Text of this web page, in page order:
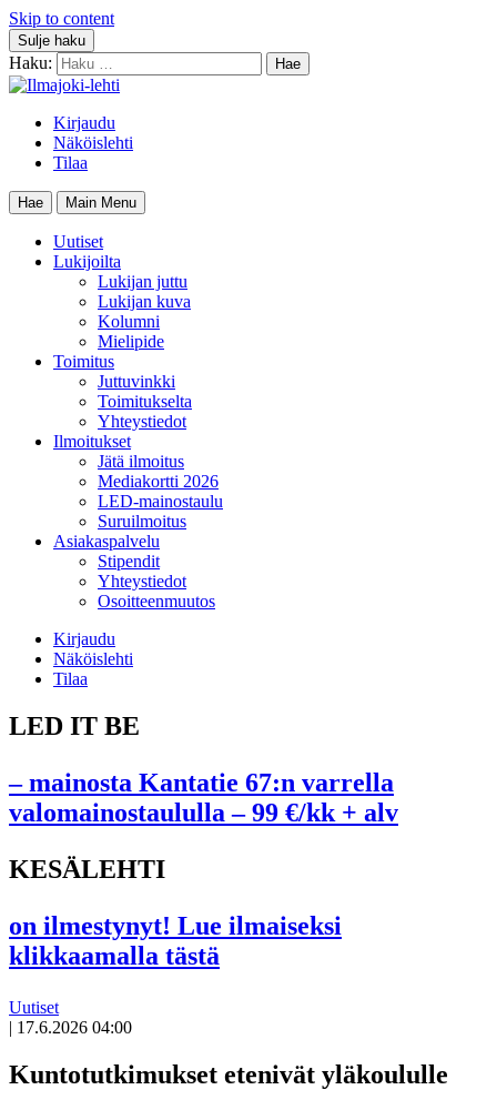
Skip to content
Sulje haku
Haku:
Kirjaudu
Näköislehti
Tilaa
Hae Main Menu
Uutiset
Lukijoilta
Lukijan juttu
Lukijan kuva
Kolumni
Mielipide
Toimitus
Juttuvinkki
Toimitukselta
Yhteystiedot
Ilmoitukset
Jätä ilmoitus
Mediakortti 2026
LED-mainostaulu
Suruilmoitus
Asiakaspalvelu
Stipendit
Yhteystiedot
Osoitteenmuutos
Kirjaudu
Näköislehti
Tilaa
LED IT BE
– mainosta Kantatie 67:n varrella
valomainostaululla – 99 €/kk + alv
KESÄLEHTI
on ilmestynyt! Lue ilmaiseksi
klikkaamalla tästä
Uutiset
| 17.6.2026 04:00
Kuntotutkimukset etenivät yläkoululle